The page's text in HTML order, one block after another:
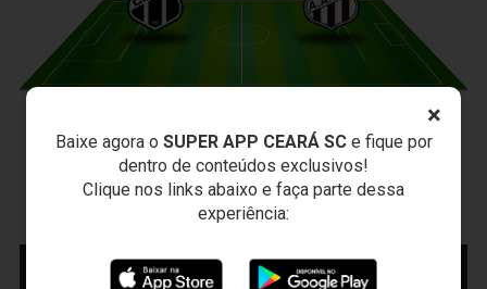
×
Baixe agora o SUPER APP CEARÁ SCe fique por
dentro de conteúdos exclusivos!
Clique nos links abaixo e faça parte dessa
experiência:
CEARÁ X PONTE PRETA
Sexta-feira, 07/08/2026 - 20:30
Arena Vozão (Castelão) - Capital/CE
Campeonato Brasileiro • 2º Turno • 21 ª Rodada
MAIS INFORMAÇÕES
COMPRE AQUI SEU
INGRESSO